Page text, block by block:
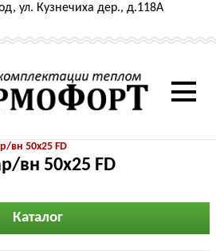
ул. Кузнечиха дер., д.118А
вн 50x25 FD
вн 50x25 FD
Каталог